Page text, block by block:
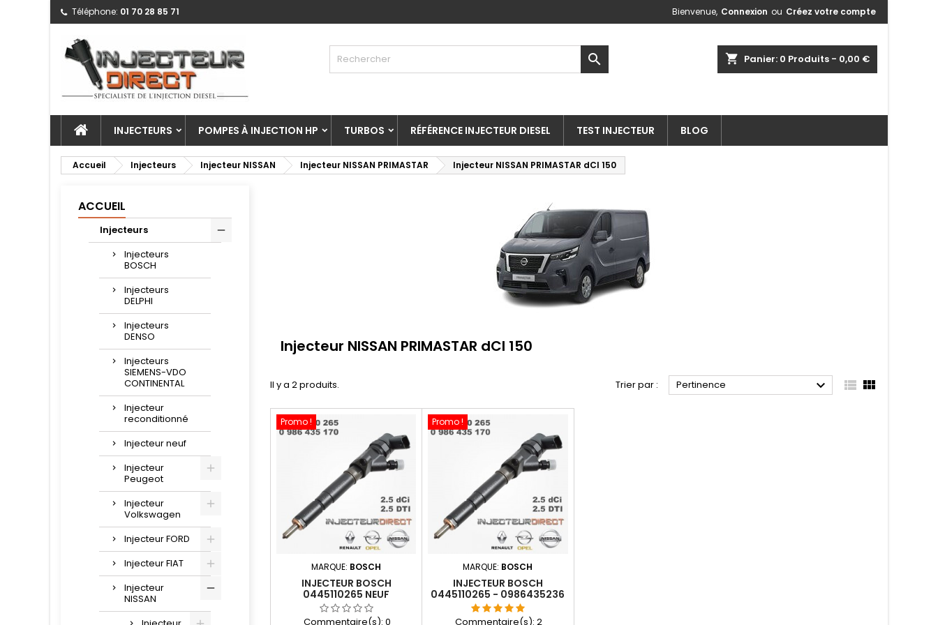
Téléphone: 01 70 28 85 71 Bienvenue, Connexion ou Créez votre compte
shopping_cart Panier: 0 Produits - 0,00 €

INJECTEURS POMPES À INJECTION HP TURBOS RÉFÉRENCE INJECTEUR DIESEL TEST INJECTEUR BLOG
Accueil Injecteurs Injecteur NISSAN Injecteur NISSAN PRIMASTAR Injecteur NISSAN PRIMASTAR dCI 150
ACCUEIL
Injecteurs
Injecteurs
BOSCH
Injecteurs
DELPHI
Injecteurs
DENSO
Injecteurs
SIEMENS-VDO
CONTINENTAL
Injecteur
reconditionné
Injecteur neuf
Injecteur
Peugeot
Injecteur
Volkswagen
Injecteur FORD
Injecteur FIAT
Injecteur
NISSAN
Injecteur NISSAN PRIMASTAR dCI 150
Il y a 2 produits. Trier par : Pertinence   
Promo !
MARQUE: BOSCH
INJECTEUR BOSCH
0445110265 NEUF
Commentaire(s): 0
Promo !
MARQUE: BOSCH
INJECTEUR BOSCH
0445110265 - 0986435236
- 0986435170
Commentaire(s): 2